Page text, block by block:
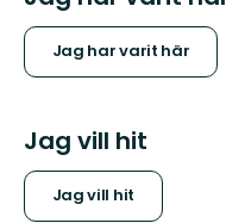
Jag har varit här
Jag vill hit
Jag vill hit